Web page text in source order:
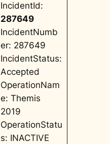
IncidentId:
287649
IncidentNumb
er: 287649
IncidentStatus:
Accepted
OperationNam
e: Themis
2019
OperationStatu
s: INACTIVE